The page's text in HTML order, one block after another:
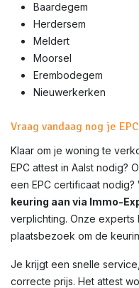
Baardegem
Herdersem
Meldert
Moorsel
Erembodegem
Nieuwerkerken
Vraag vandaag nog je
Klaar om je woning te
EPC attest in Aalst nodig?
een EPC certificaat nodig?
keuring aan via Immo-
verplichting. Onze experts
plaatsbezoek om de
Je krijgt een snelle
correcte prijs. Het attest